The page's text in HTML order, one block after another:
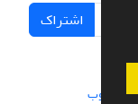
اشتراک
سیناوب